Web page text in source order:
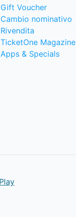
Gift Voucher
Cambio nominativo
Rivendita
TicketOne Magazine
Apps & Specials